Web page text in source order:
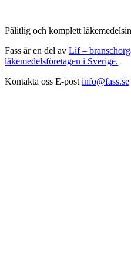
Pålitlig och komplett
Fass är en del av Lif –
läkemedelsföretagen i Sverige.
Kontakta oss E-post info@fass.se